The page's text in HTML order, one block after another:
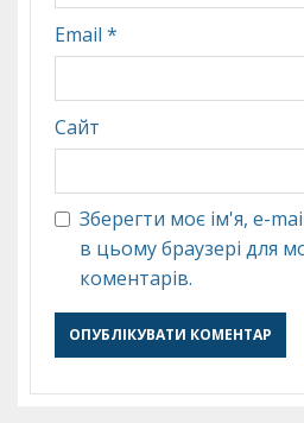
Email *
Сайт
Зберегти моє ім'я, e-
в цьому браузері для
коментарів.